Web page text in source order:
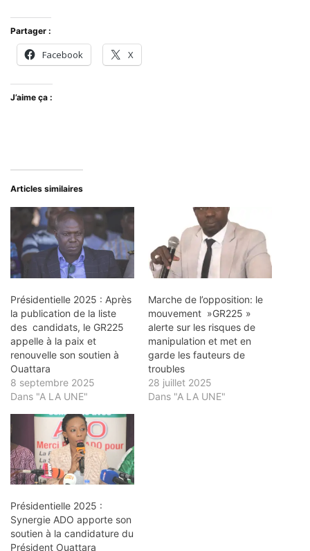
Partager :
Facebook X
J’aime ça :
Articles similaires
Présidentielle 2025 : Après
la publication de la liste
des candidats, le GR225
appelle à la paix et
renouvelle son soutien à
Ouattara
8 septembre 2025
Dans "A LA UNE"
Marche de l’opposition: le
mouvement »GR225 »
alerte sur les risques de
manipulation et met en
garde les fauteurs de
troubles
28 juillet 2025
Dans "A LA UNE"
Présidentielle 2025 :
Synergie ADO apporte son
soutien à la candidature du
Président Ouattara